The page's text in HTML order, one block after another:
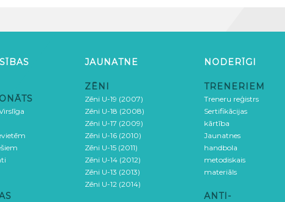
JAUNATNE
ZĒNI
Zēni U-19 (2007)
Zēni U-18 (2008)
Zēni U-17 (2009)
Zēni U-16 (2010)
Zēni U-15 (2011)
Zēni U-14 (2012)
Zēni U-13 (2013)
Zēni U-12 (2014)
NODERĪGI
TRENERIEM
Treneru reģistrs
Sertifikācijas
kārtība
Jaunatnes
handbola
metodiskais
materiāls
ANTI-